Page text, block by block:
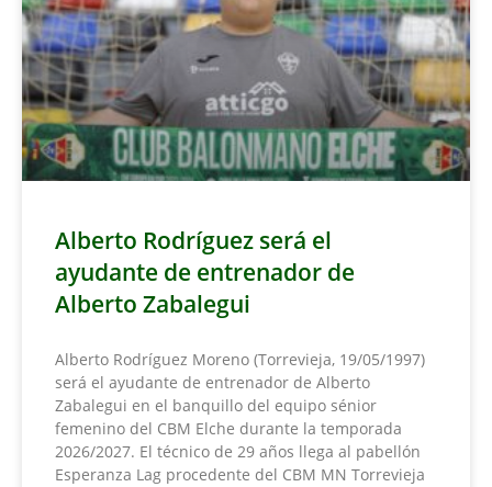
Alberto Rodríguez será el
ayudante de entrenador de
Alberto Zabalegui
Alberto Rodríguez Moreno (Torrevieja, 19/05/1997)
será el ayudante de entrenador de Alberto
Zabalegui en el banquillo del equipo sénior
femenino del CBM Elche durante la temporada
2026/2027. El técnico de 29 años llega al pabellón
Esperanza Lag procedente del CBM MN Torrevieja